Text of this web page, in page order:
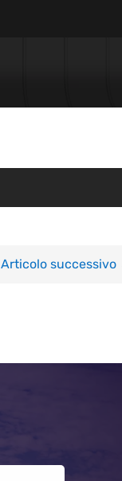
Articolo successivo